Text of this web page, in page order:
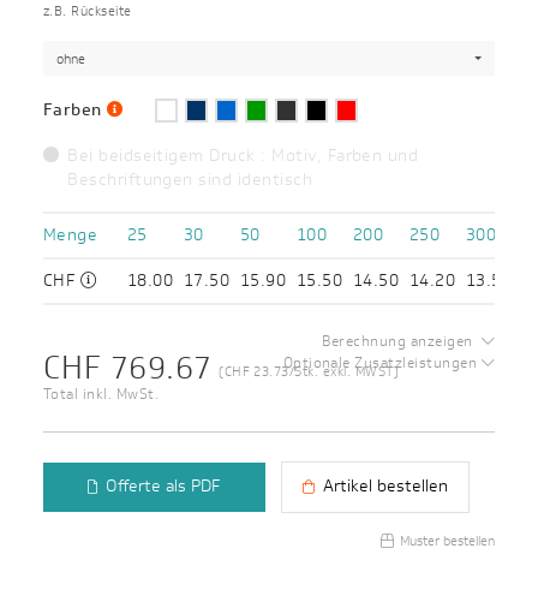
z.B. Rückseite
ohne
Farben
Bei beidseitigem Druck : Motiv, Farben und
Beschriftungen sind identisch
Menge 25 30 50 100 200 250
300
CHF
18.00 17.50 15.90 15.50 14.50 14.20 13.50
CHF 769.67 (CHF 23.73/Stk. exkl. MWST)
Total inkl. MwSt.
Berechnung anzeigen
Optionale Zusatzleistungen
Offerte als PDF Artikel bestellen
Muster bestellen